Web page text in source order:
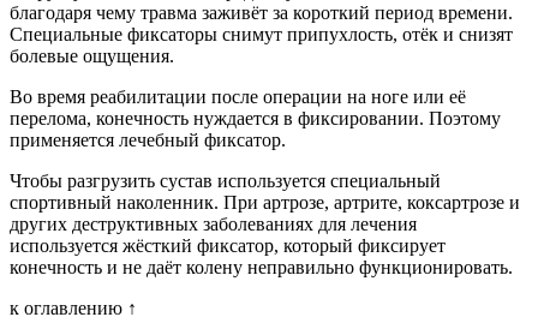
благодаря чему травма заживёт за короткий период времени.
Специальные фиксаторы снимут припухлость, отёк и снизят
болевые ощущения.
Во время реабилитации после операции на ноге или её
перелома, конечность нуждается в фиксировании. Поэтому
применяется лечебный фиксатор.
Чтобы разгрузить сустав используется специальный
спортивный наколенник. При артрозе, артрите, коксартрозе и
других деструктивных заболеваниях для лечения
используется жёсткий фиксатор, который фиксирует
конечность и не даёт колену неправильно функционировать.
к оглавлению ↑